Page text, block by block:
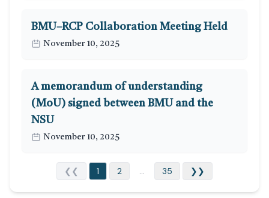
BMU–RCP Collaboration Meeting Held
November 10, 2025
A memorandum of understanding
(MoU) signed between BMU and the
NSU
November 10, 2025
❮❮ 1 2 ... 35 ❯❯